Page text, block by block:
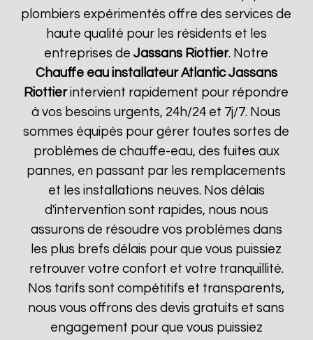
plombiers expérimentés offre des services de
haute qualité pour les résidents et les
entreprises deJassans Riottier. Notre
Chauffe eau installateur Atlantic Jassans
Riottierintervient rapidement pour répondre
à vos besoins urgents, 24h/24 et 7j/7. Nous
sommes équipés pour gérer toutes sortes de
problèmes de chauffe-eau, des fuites aux
pannes, en passant par les remplacements
et les installations neuves. Nos délais
d'intervention sont rapides, nous nous
assurons de résoudre vos problèmes dans
les plus brefs délais pour que vous puissiez
retrouver votre confort et votre tranquillité.
Nos tarifs sont compétitifs et transparents,
nous vous offrons des devis gratuits et sans
engagement pour que vous puissiez